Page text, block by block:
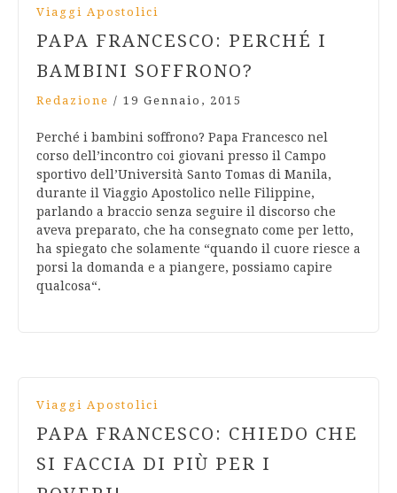
Viaggi Apostolici
PAPA FRANCESCO: PERCHÉ I
BAMBINI SOFFRONO?
Redazione / 19 Gennaio, 2015
Perché i bambini soffrono? Papa Francesco nel
corso dell’incontro coi giovani presso il Campo
sportivo dell’Università Santo Tomas di Manila,
durante il Viaggio Apostolico nelle Filippine,
parlando a braccio senza seguire il discorso che
aveva preparato, che ha consegnato come per letto,
ha spiegato che solamente “quando il cuore riesce a
porsi la domanda e a piangere, possiamo capire
qualcosa“.
Viaggi Apostolici
PAPA FRANCESCO: CHIEDO CHE
SI FACCIA DI PIÙ PER I